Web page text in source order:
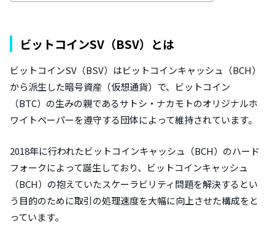
ビットコインSV（BSV）とは
ビットコインSV（BSV）はビットコインキャッシュ（BCH）
から派生した暗号資産（仮想通貨）で、ビットコイン
（BTC）の生みの親であるサトシ・ナカモトのオリジナルホ
ワイトペーパーを遵守する団体によって維持されています。
2018年に行われたビットコインキャッシュ（BCH）のハード
フォークによって誕生しており、ビットコインキャッシュ
（BCH）の抱えていたスケーラビリティ問題を解決するとい
う目的のために取引の処理速度を大幅に向上させた構成をと
っています。